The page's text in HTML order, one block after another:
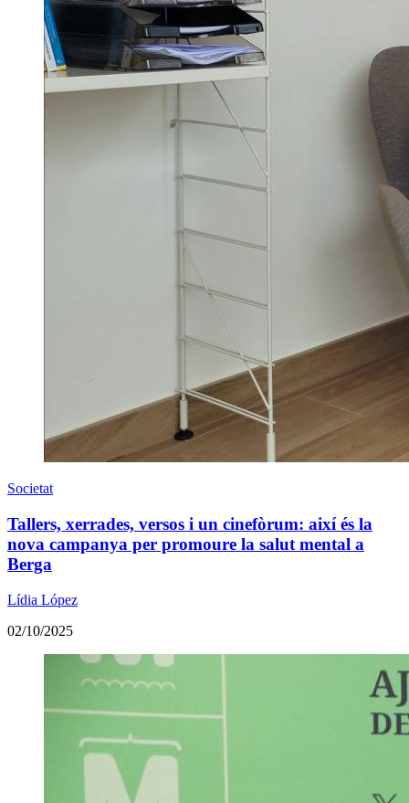
Societat
Tallers, xerrades, versos i un cinefòrum: així és la
nova campanya per promoure la salut mental a
Berga
Lídia López
02/10/2025